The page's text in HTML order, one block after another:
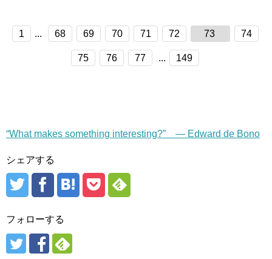
1 ... 68 69 70 71 72 73 74
75 76 77 ... 149
“What makes something interesting?” — Edward de Bono
シェアする
フォローする